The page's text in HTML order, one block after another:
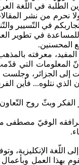
في اللّغة
نحرم من نشر
في التّسيير
في تطوير
المحسنين.
معرفته
التي
إلى الجزائر،
نتلوه... فأين
وبثّ روح
الوفيّ
اللّغة الإنكليزية،
بهذا العمل